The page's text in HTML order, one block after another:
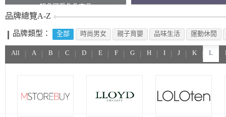
超多可愛角色商品 KAKAO x TWICE
品牌總覽A-Z
品牌類型： 全部 時尚男女 親子育嬰 品味生活 運動休閒
All A B C D E F G H I J K L